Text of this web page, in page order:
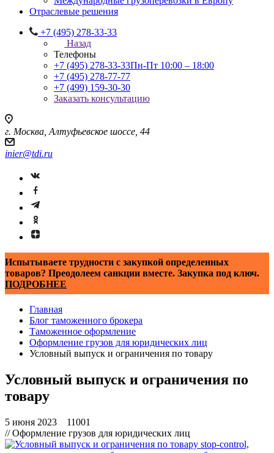
Отраслевые решения
+7 (495) 278-33-33
Назад
Телефоны
+7 (495) 278-33-33Пн-Пт 10:00 – 18:00
+7 (495) 278-77-77
+7 (499) 159-30-30
Заказать консультацию
г. Москва, Алтуфьевское шоссе, 44
inier@tdi.ru
Испытываете трудности с закупкой определенных
товаров? Преодолеем санкции вместе. Закупка под ключ.
ПОДРОБНЕЕ
Главная
Блог таможенного брокера
Таможенное оформление
Оформление грузов для юридических лиц
Условный выпуск и ограничения по товару
Условный выпуск и ограничения по
товару
5 июня 2023
11001
// Оформление грузов для юридических лиц